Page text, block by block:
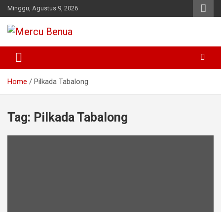
Skip
to
content
Minggu, Agustus 9, 2026
Mercu Benua
Home Pilkada Tabalong
Tag: Pilkada Tabalong